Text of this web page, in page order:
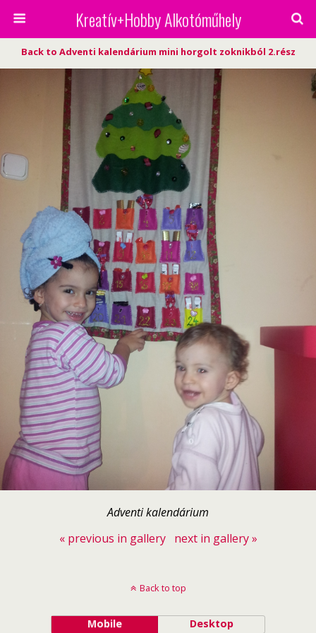
Kreatív+Hobby Alkotóműhely
Back to Adventi kalendárium mini horgolt zoknikból 2.rész
Adventi kalendárium
« previous in gallery
next in gallery »
Back to top
Mobile Desktop